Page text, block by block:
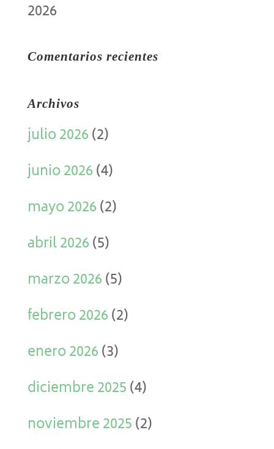
2026
Comentarios recientes
Archivos
julio 2026(2)
junio 2026(4)
mayo 2026(2)
abril 2026(5)
marzo 2026(5)
febrero 2026(2)
enero 2026(3)
diciembre 2025(4)
noviembre 2025(2)